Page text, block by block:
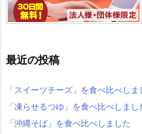
最近の投稿
「スイーツチーズ」を食べ比べしま
「凍らせるつゆ」を食べ比べしまし
「沖縄そば」を食べ比べしました